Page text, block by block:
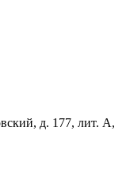
д. 177, лит. А,